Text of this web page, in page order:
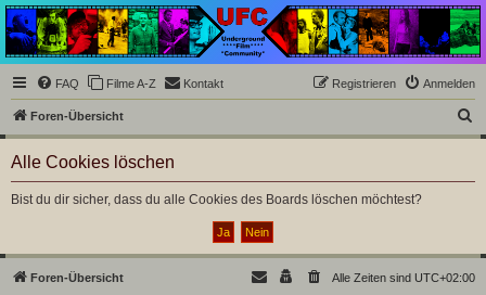
Underground Film
Community
Die Underground Film Community ist ein deutschsprachiges Filmforum und ein Paradies
für Cineasten und Filmsüchtige jenseits des Mainstreams.
FAQ Filme A-Z Kontakt Anmelden
Registrieren
Foren-Übersicht
u
Alle Cookies löschen
Bist du dir sicher, dass du alle Cookies des Boards löschen möchtest?
Foren-Übersicht Alle Zeiten sind UTC+02:00